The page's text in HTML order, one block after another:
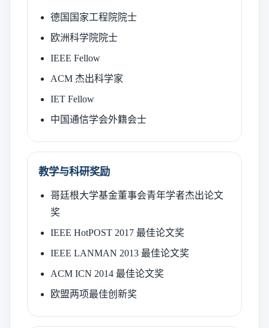
德国国家工程院院士
欧洲科学院院士
IEEE Fellow
ACM 杰出科学家
IET Fellow
中国通信学会外籍会士
教学与科研奖励
哥廷根大学基金董事会青年学者杰出论文
奖
IEEE HotPOST 2017 最佳论文奖
IEEE LANMAN 2013 最佳论文奖
ACM ICN 2014 最佳论文奖
欧盟两项最佳创新奖